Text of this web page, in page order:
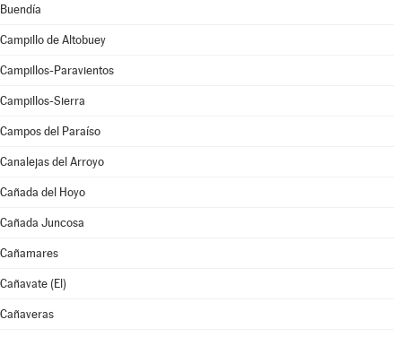
Buendía
Campillo de Altobuey
Campillos-Paravientos
Campillos-Sierra
Campos del Paraíso
Canalejas del Arroyo
Cañada del Hoyo
Cañada Juncosa
Cañamares
Cañavate (El)
Cañaveras